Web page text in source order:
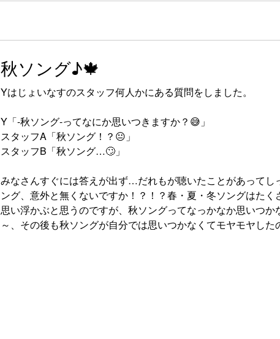
秋ソング♪🍁
Yはじょいなすのスタッフ何人かにある質問をしました。
Y「-秋ソング-ってなにか思いつきますか？😅」
スタッフA「秋ソング！？😐️」
スタッフB「秋ソング…🙄」
みなさんすぐには答えが出ず…だれもが聴いたことがあってし
ング、意外と無くないですか！？！？春・夏・冬ソングはたく
思い浮かぶと思うのですが、秋ソングってなっかなか思いつか
～、その後も秋ソングが自分では思いつかなくてモヤモヤした